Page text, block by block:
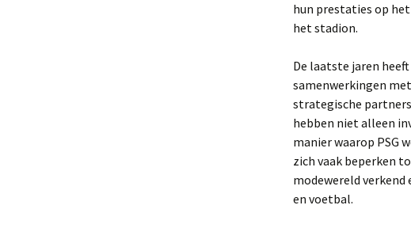
hun prestaties op
het stadion.
De laatste jaren
samenwerkingen
strategische
hebben niet alleen
manier waarop PSG
zich vaak beperken
modewereld
en voetbal.